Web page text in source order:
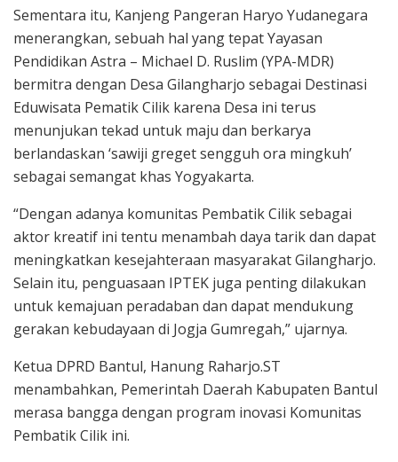
Sementara itu, Kanjeng Pangeran Haryo Yudanegara
menerangkan, sebuah hal yang tepat Yayasan
Pendidikan Astra – Michael D. Ruslim (YPA-MDR)
bermitra dengan Desa Gilangharjo sebagai Destinasi
Eduwisata Pematik Cilik karena Desa ini terus
menunjukan tekad untuk maju dan berkarya
berlandaskan ‘sawiji greget sengguh ora mingkuh’
sebagai semangat khas Yogyakarta.
“Dengan adanya komunitas Pembatik Cilik sebagai
aktor kreatif ini tentu menambah daya tarik dan dapat
meningkatkan kesejahteraan masyarakat Gilangharjo.
Selain itu, penguasaan IPTEK juga penting dilakukan
untuk kemajuan peradaban dan dapat mendukung
gerakan kebudayaan di Jogja Gumregah,” ujarnya.
Ketua DPRD Bantul, Hanung Raharjo.ST
menambahkan, Pemerintah Daerah Kabupaten Bantul
merasa bangga dengan program inovasi Komunitas
Pembatik Cilik ini.